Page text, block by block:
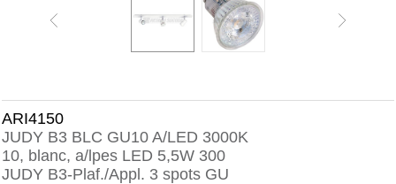
ARI4150
JUDY B3 BLC GU10 A/LED 3000K
10, blanc, a/lpes LED 5,5W 300
JUDY B3-Plaf./Appl. 3 spots GU